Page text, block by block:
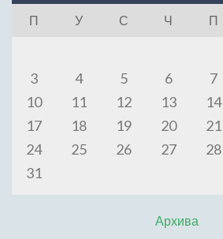
П У С Ч П
3
4 5 6 7
10
11 12 13 14
17
18 19 20 21
24
25 26 27 28
31
Архива